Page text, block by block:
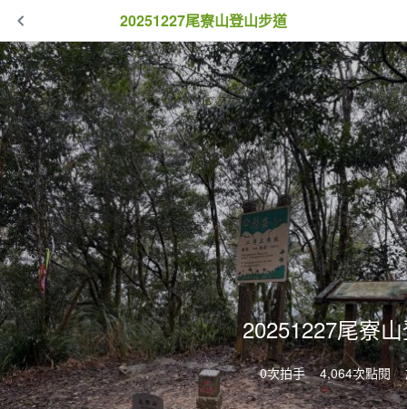
20251227尾寮山登山步道
20251227尾寮
0次拍手 4,064次點閱